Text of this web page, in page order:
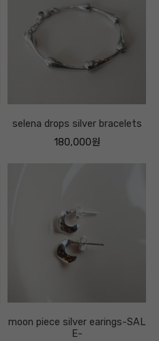
selena drops silver bracelets
180,000원
moon piece silver earings-SAL
E-